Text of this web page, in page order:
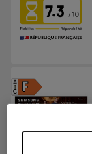
7.3
F
A
G